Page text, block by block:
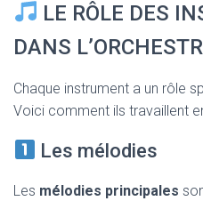
LE RÔLE DES
DANS
Chaque instrument a un rôle
Voici comment ils travaillent
Les mélodies
Les mélodies principales